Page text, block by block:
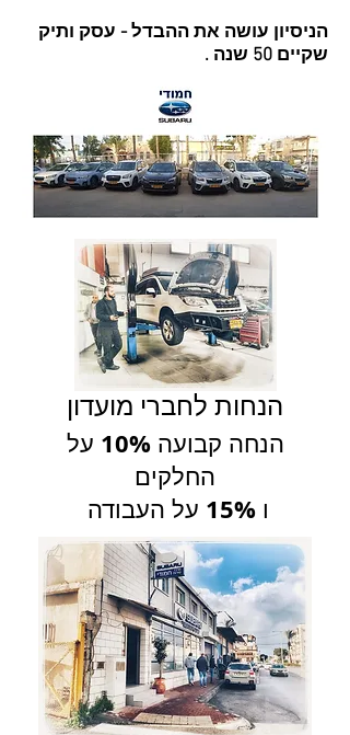
הניסיון עושה את ההבדל - עסק ותיק
שקיים 50 שנה .
הנחות לחברי מועדון
הנחה קבועה10% על
החלקים
ו
על העבודה